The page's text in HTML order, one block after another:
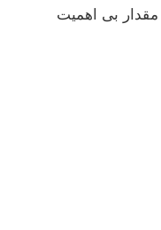
مقدار بی اهمیت